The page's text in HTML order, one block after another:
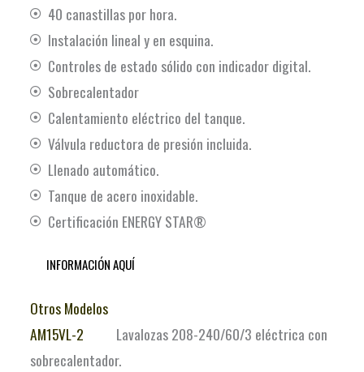
40 canastillas por hora.
Instalación lineal y en esquina.
Controles de estado sólido con indicador digital.
Sobrecalentador
Calentamiento eléctrico del tanque.
Válvula reductora de presión incluida.
Llenado automático.
Tanque de acero inoxidable.
Certificación ENERGY STAR®
INFORMACIÓN AQUÍ
Otros Modelos
AM15VL-2
Lavalozas 208-240/60/3 eléctrica con
sobrecalentador.